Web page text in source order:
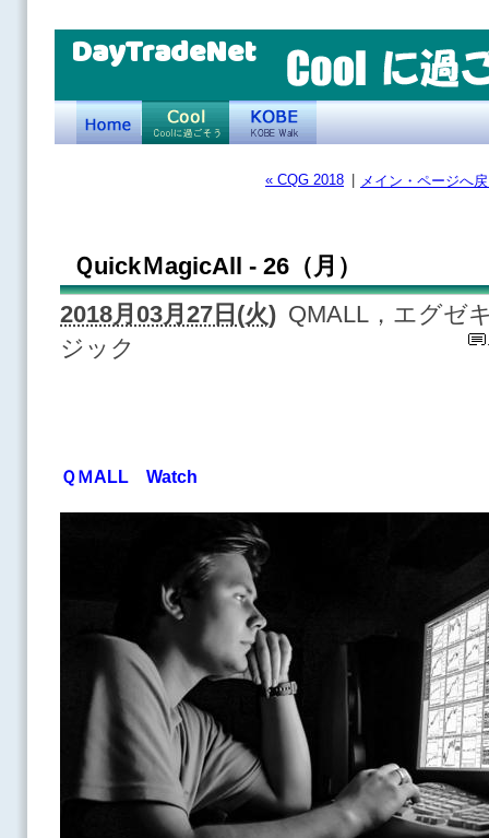
DayTradeNet
« CQG 2018 メイン・ページへ
ＱuickＭagicAll - 26（月）
2018月03月27日(火) QMALL，エグゼ
ジック
ＱＭALL Watch